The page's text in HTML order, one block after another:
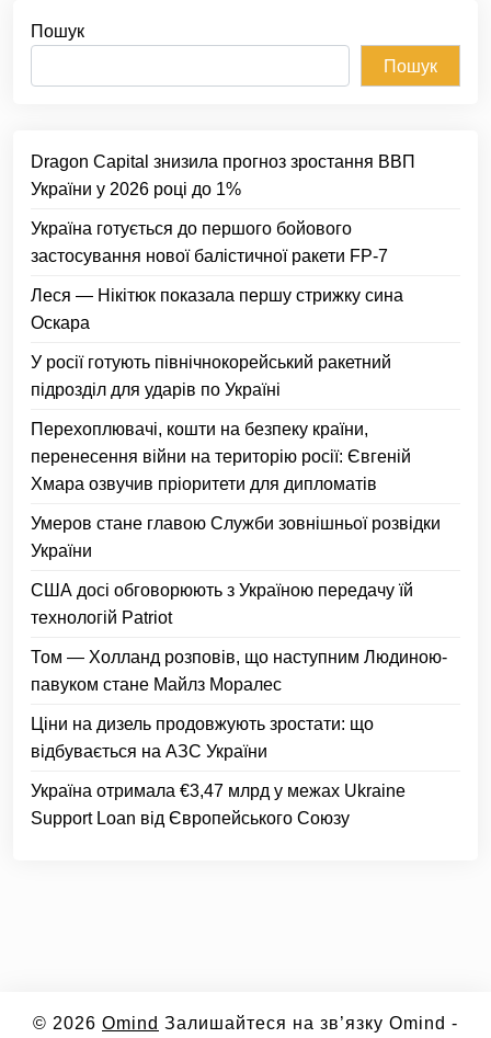
Пошук
Пошук
Dragon Capital знизила прогноз зростання ВВП
України у 2026 році до 1%
Україна готується до першого бойового
застосування нової балістичної ракети FP-7
Леся — Нікітюк показала першу стрижку сина
Оскара
У росії готують північнокорейський ракетний
підрозділ для ударів по Україні
Перехоплювачі, кошти на безпеку країни,
перенесення війни на територію росії: Євгеній
Хмара озвучив пріоритети для дипломатів
Умеров стане главою Служби зовнішньої розвідки
України
США досі обговорюють з Україною передачу їй
технологій Patriot
Том — Холланд розповів, що наступним Людиною-
павуком стане Майлз Моралес
Ціни на дизель продовжують зростати: що
відбувається на АЗС України
Україна отримала €3,47 млрд у межах Ukraine
Support Loan від Європейського Союзу
© 2026 Omind Залишайтеся на зв’язку Omind -